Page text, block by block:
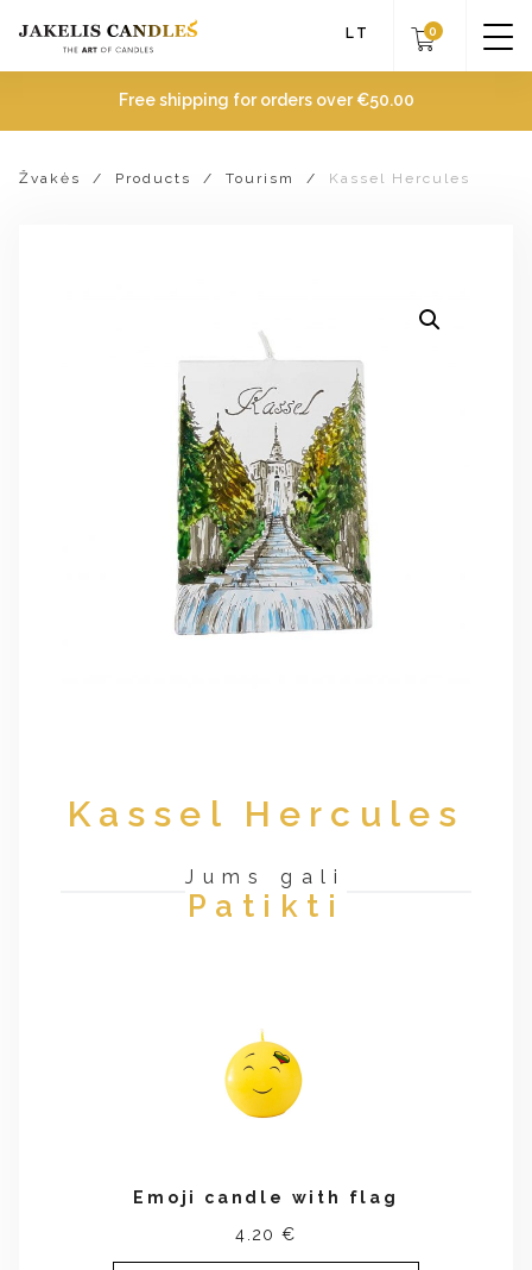
Free shipping for orders over€50.00
LT 0
Žvakės / Products / Tourism / Kassel Hercules
Kassel Hercules
Jums gali
Patikti
Emoji candle with flag
4.20 €